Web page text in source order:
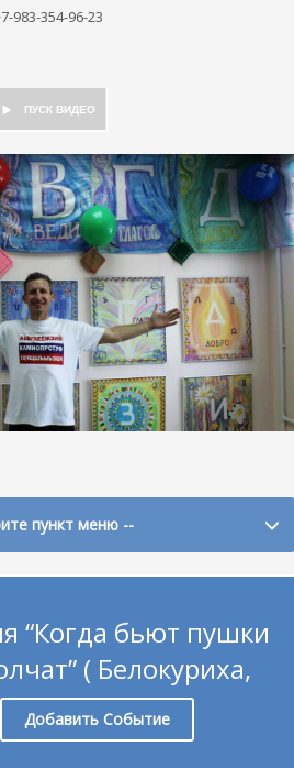
983-354-96-23
пункт меню --
“Когда бьют пушки
( Белокуриха,
Добавить Событие